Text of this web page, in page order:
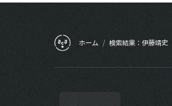
フッターメニュー
ホーム / 検索結果：伊藤靖史